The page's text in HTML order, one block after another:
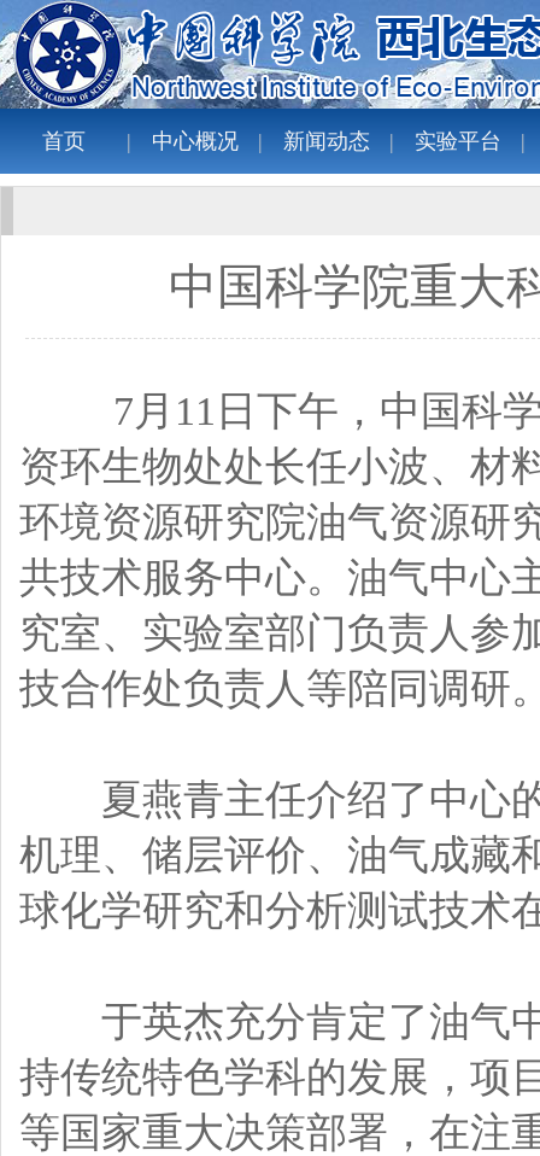
首页 中心概况 新闻动态 实验平台
中国科学院重大
7月11日下午，中国科学
资环生物处处长任小波、材
环境资源研究院油气资源研
共技术服务中心。油气中心
究室、实验室部门负责人参
技合作处负责人等陪同调研
夏燕青主任介绍了中心的
机理、储层评价、油气成藏
球化学研究和分析测试技术
于英杰充分肯定了油气中
持传统特色学科的发展，项
等国家重大决策部署，在注